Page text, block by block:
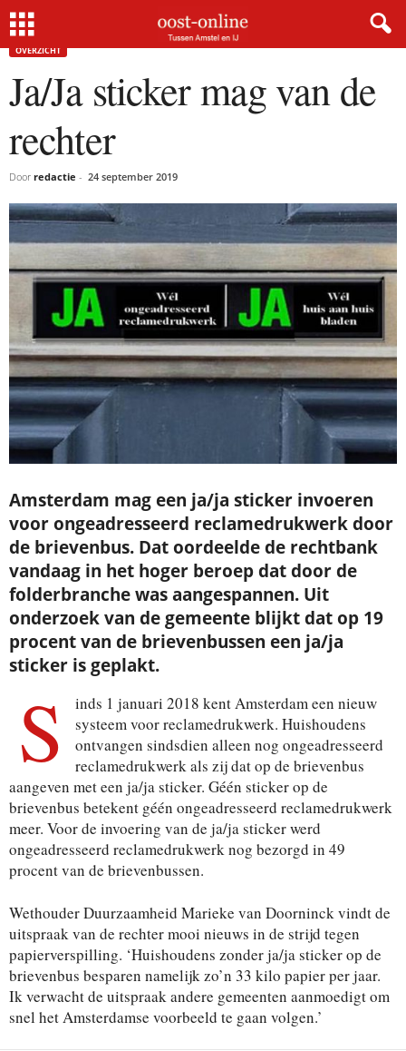
Home Ja/Ja sticker mag van de rechter
OVERZICHT
Ja/Ja sticker mag van de
rechter
Door redactie - 24 september 2019
Amsterdam mag een ja/ja sticker invoeren
voor ongeadresseerd reclamedrukwerk door
de brievenbus. Dat oordeelde de rechtbank
vandaag in het hoger beroep dat door de
folderbranche was aangespannen. Uit
onderzoek van de gemeente blijkt dat op 19
procent van de brievenbussen een ja/ja
sticker is geplakt.
S
inds 1 januari 2018 kent Amsterdam een nieuw
systeem voor reclamedrukwerk. Huishoudens
ontvangen sindsdien alleen nog ongeadresseerd
reclamedrukwerk als zij dat op de brievenbus
aangeven met een ja/ja sticker. Géén sticker op de
brievenbus betekent géén ongeadresseerd reclamedrukwerk
meer. Voor de invoering van de ja/ja sticker werd
ongeadresseerd reclamedrukwerk nog bezorgd in 49
procent van de brievenbussen.
Wethouder Duurzaamheid Marieke van Doorninck vindt de
uitspraak van de rechter mooi nieuws in de strijd tegen
papierverspilling. ‘Huishoudens zonder ja/ja sticker op de
brievenbus besparen namelijk zo’n 33 kilo papier per jaar.
Ik verwacht de uitspraak andere gemeenten aanmoedigt om
snel het Amsterdamse voorbeeld te gaan volgen.’